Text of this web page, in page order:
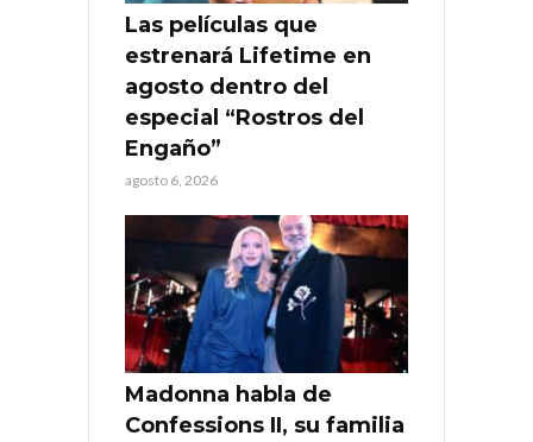
Las películas que
estrenará Lifetime en
agosto dentro del
especial “Rostros del
Engaño”
agosto 6, 2026
Madonna habla de
Confessions II, su familia